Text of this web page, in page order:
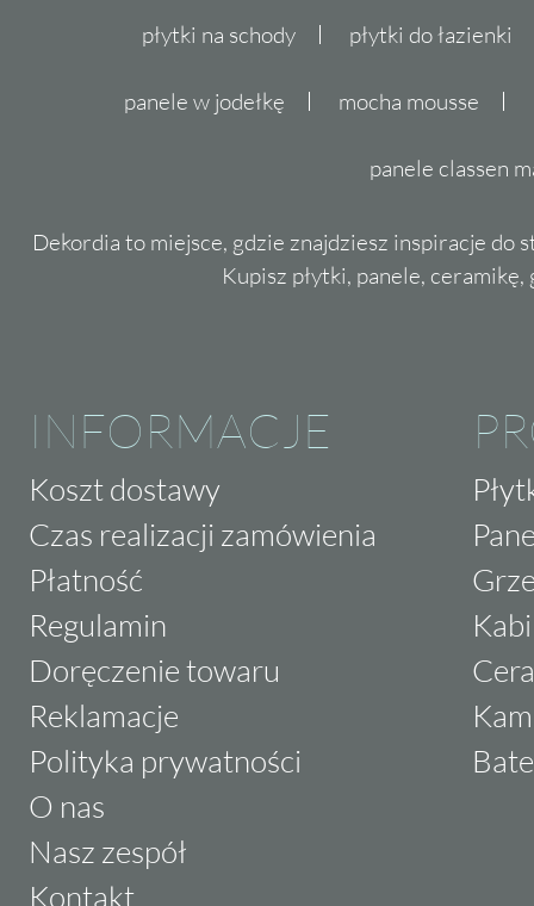
płytki na schody płytki do łazienki
panele w jodełkę mocha mousse
panele classen
Dekordia to miejsce, gdzie znajdziesz inspiracje do
Kupisz płytki, panele,
INFORMACJE
Koszt dostawy
Czas realizacji zamówienia
Płatność
Regulamin
Doręczenie towaru
Reklamacje
Polityka prywatności
O nas
Nasz zespół
Kontakt